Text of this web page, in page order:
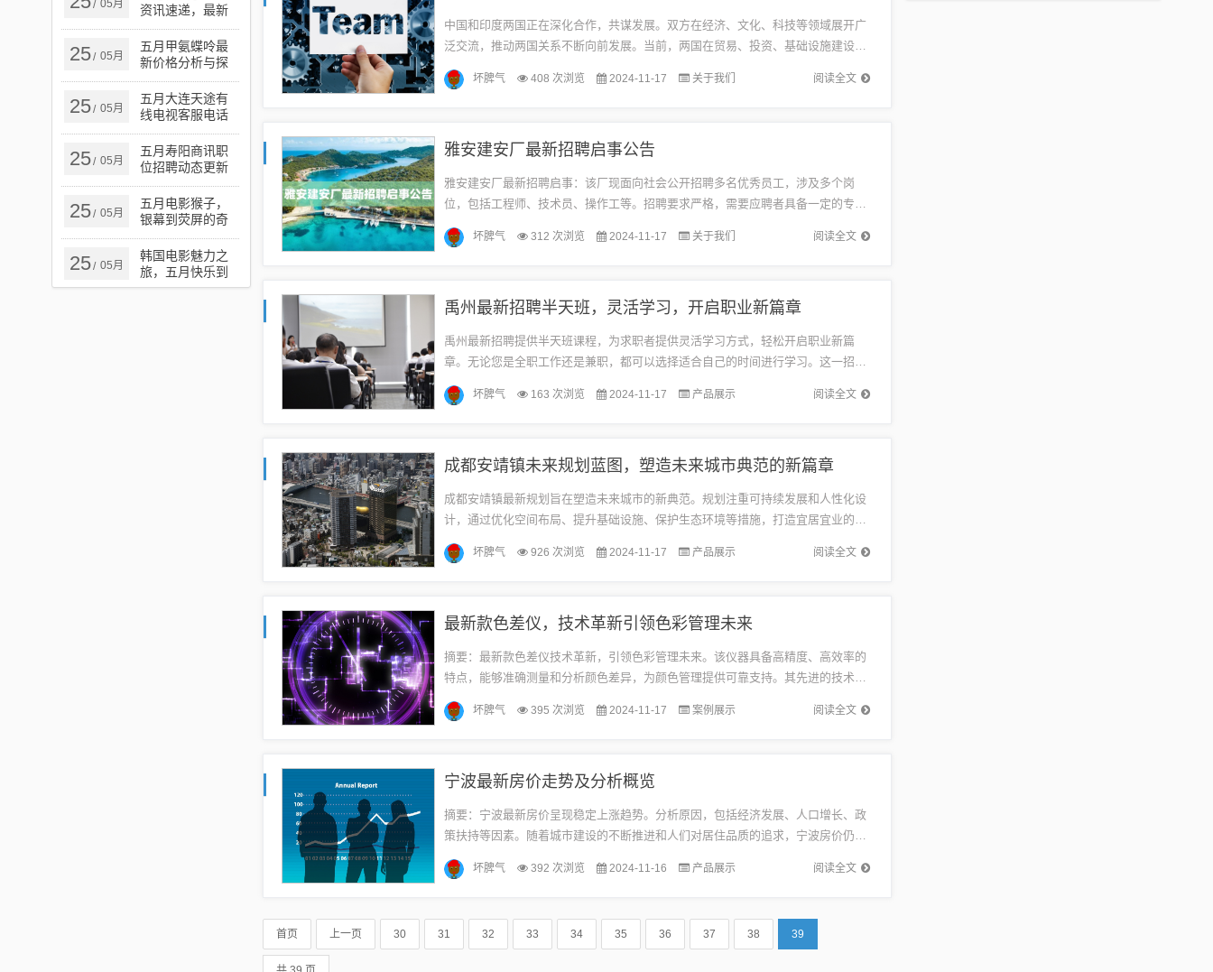
/ 05月
资讯速递，最新
资讯概览
25/ 05月
五月甲氨蝶呤最
新价格分析与探
讨
25/ 05月
五月大连天途有
线电视客服电话
服务指南
25/ 05月
五月寿阳商讯职
位招聘动态更新
25/ 05月
五月电影猴子，
银幕到荧屏的奇
幻探秘之旅
25/ 05月
韩国电影魅力之
旅，五月快乐到
死的极致魅力之
中国和印度两国正在深化合作，共谋发展。双方在经济、文化、科技等领域展开广
泛交流，推动两国关系不断向前发展。当前，两国在贸易、投资、基础设施建设等
领域有着广阔的合作前景，共同致力于推动全球经济的繁荣与稳定。双方还就一
些...
阅读全文
坏脾气 408 次浏览 2024-11-17 关于我们
雅安建安厂最新招聘启事公告
雅安建安厂最新招聘启事：该厂现面向社会公开招聘多名优秀员工，涉及多个岗
位，包括工程师、技术员、操作工等。招聘要求严格，需要应聘者具备一定的专业
技能和工作经验，同时注重团队协作精神和责任心。欢迎有志之士加入，共同为企
业...
阅读全文
坏脾气 312 次浏览 2024-11-17 关于我们
禹州最新招聘半天班，灵活学习，开启职业新篇章
禹州最新招聘提供半天班课程，为求职者提供灵活学习方式，轻松开启职业新篇
章。无论您是全职工作还是兼职，都可以选择适合自己的时间进行学习。这一招聘
活动为求职者提供了更多选择和发展机会，帮助他们实现工作与学习的平衡。随着
现...
阅读全文
坏脾气 163 次浏览 2024-11-17 产品展示
成都安靖镇未来规划蓝图，塑造未来城市典范的新篇章
成都安靖镇最新规划旨在塑造未来城市的新典范。规划注重可持续发展和人性化设
计，通过优化空间布局、提升基础设施、保护生态环境等措施，打造宜居宜业的现
代化城镇。该规划将促进安靖镇的经济发展和社会进步，提高居民的生活质量和
幸...
阅读全文
坏脾气 926 次浏览 2024-11-17 产品展示
最新款色差仪，技术革新引领色彩管理未来
摘要：最新款色差仪技术革新，引领色彩管理未来。该仪器具备高精度、高效率的
特点，能够准确测量和分析颜色差异，为颜色管理提供可靠支持。其先进的技术和
创新的设计理念，将为用户带来更加便捷、高效的色彩管理体验。色差仪的基本
原...
阅读全文
坏脾气 395 次浏览 2024-11-17 案例展示
宁波最新房价走势及分析概览
摘要：宁波最新房价呈现稳定上涨趋势。分析原因，包括经济发展、人口增长、政
策扶持等因素。随着城市建设的不断推进和人们对居住品质的追求，宁波房价仍有
上涨空间。购房者需关注市场动态，理性购房。宁波房价概览及未来趋势宁波，
作...
阅读全文
坏脾气 392 次浏览 2024-11-16 产品展示
首页 上一页 30 31 32 33 34 35 36 37 38 39